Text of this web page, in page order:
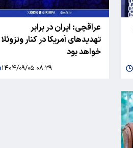
عراقچی: ایران در برابر
تهدید‌های آمریکا در کنار ونزوئلا
خواهد بود
۱۴۰۴/۰۹/۰۵ ۰۸:۳۹